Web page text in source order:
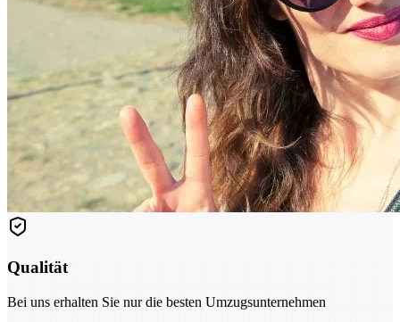
Qualität
Bei uns erhalten Sie nur die besten Umzugsunternehmen